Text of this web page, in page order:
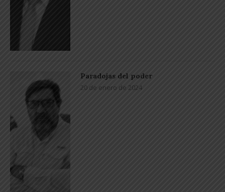
Paradojas del poder
20 de enero de 2024